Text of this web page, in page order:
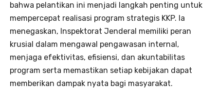
bahwa pelantikan ini menjadi langkah penting untuk
mempercepat realisasi program strategis KKP. Ia
menegaskan, Inspektorat Jenderal memiliki peran
krusial dalam mengawal pengawasan internal,
menjaga efektivitas, efisiensi, dan akuntabilitas
program serta memastikan setiap kebijakan dapat
memberikan dampak nyata bagi masyarakat.